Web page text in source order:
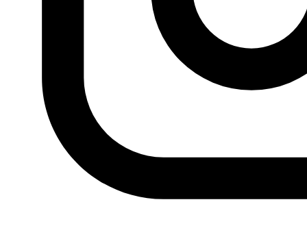
Fondo documental Al Fanar
El ciudadano iraquí víctima del Estado
Islámico (Daesh) y de las milicias chiíes, Muwafaq
Qat, Al Arab
Siguiente
Siria vista por Hakam Waheb, 09.02.2016